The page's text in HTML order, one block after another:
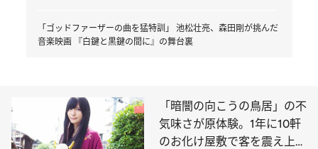
「ゴッドファーザーの曲を猛特訓」 池松壮亮、森田剛が挑んだ
音楽映画 『白鍵と黒鍵の間に』の舞台裏
「暗闇の向こうの鳥居」の不
気味さが原体験。1年に10軒
のお化け屋敷で客を震え上が